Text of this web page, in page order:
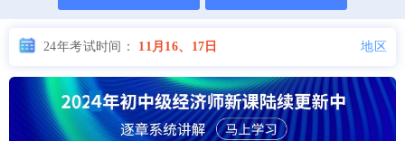
24年考试时间： 11月16、17日 地区